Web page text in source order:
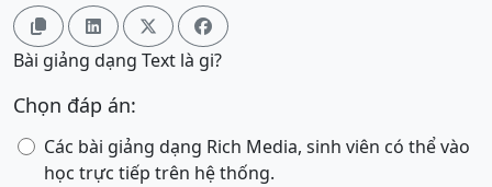
   
Bài giảng dạng Text là gi?
Chọn đáp án:
Các bài giảng dạng Rich Media, sinh viên có thể vào
học trực tiếp trên hệ thống.